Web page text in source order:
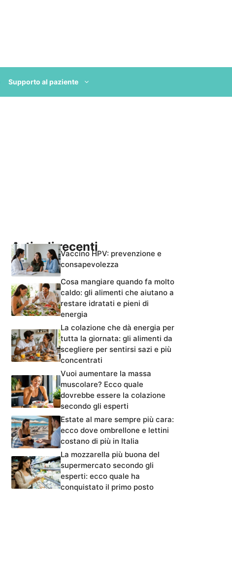
Supporto al paziente
Articoli recentiVaccino HPV: prevenzione e
consapevolezza
Cosa mangiare quando fa molto
caldo: gli alimenti che aiutano a
restare idratati e pieni di
energia
La colazione che dà energia per
tutta la giornata: gli alimenti da
scegliere per sentirsi sazi e più
concentrati
Vuoi aumentare la massa
muscolare? Ecco quale
dovrebbe essere la colazione
secondo gli esperti
Estate al mare sempre più cara:
ecco dove ombrellone e lettini
costano di più in Italia
La mozzarella più buona del
supermercato secondo gli
esperti: ecco quale ha
conquistato il primo posto